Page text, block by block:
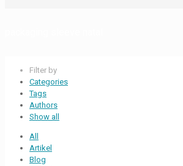
Filter by
Categories
Tags
Authors
Show all
All
Artikel
Blog